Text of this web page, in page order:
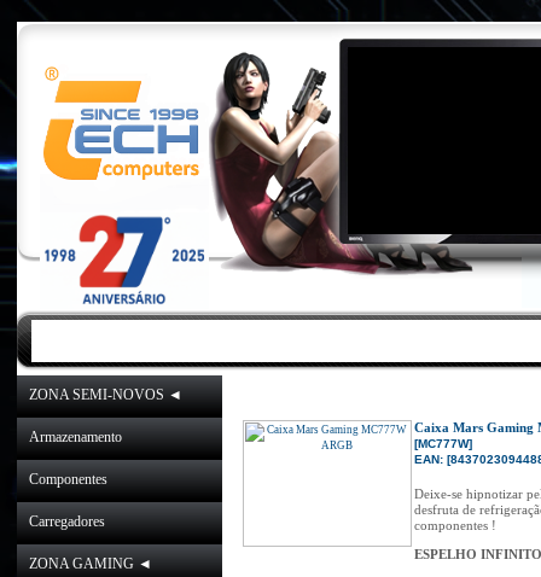
ZONA SEMI-NOVOS ◄
Armazenamento
Componentes
Carregadores
ZONA GAMING ◄
Caixa Mars Gaming
[MC777W]
EAN:
Deixe-se hipnotizar
desfruta de
componentes !
ESPELHO